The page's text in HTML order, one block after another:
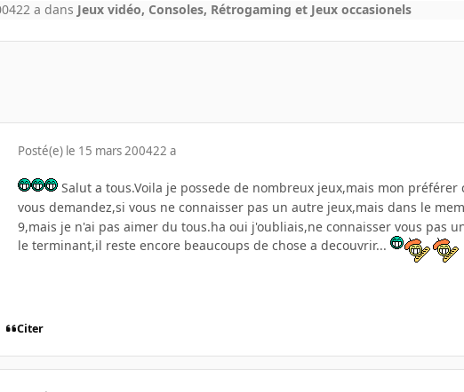
22 a dans Jeux vidéo, Consoles, Rétrogaming et Jeux occasionels
Posté(e) le 15 mars 200422 a
Salut a tous.Voila je possede de nombreux jeux,mais mon
vous demandez,si vous ne connaisser pas un autre jeux,mais dans le
9,mais je n'ai pas aimer du tous.ha oui j'oubliais,ne connaisser vous pas
le terminant,il reste encore beaucoups de chose a decouvrir...
Citer